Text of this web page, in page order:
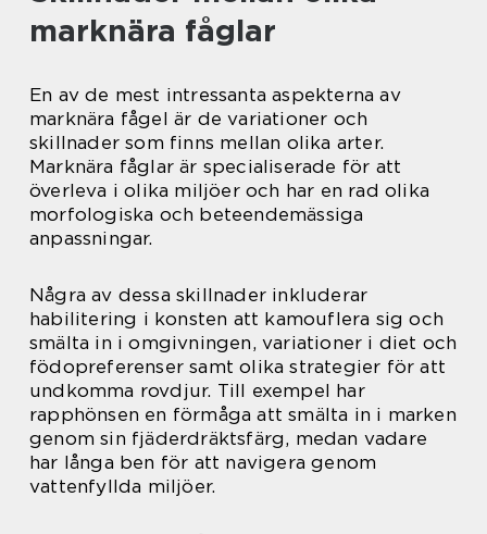
marknära fåglar
En av de mest intressanta aspekterna av
marknära fågel är de variationer och
skillnader som finns mellan olika arter.
Marknära fåglar är specialiserade för att
överleva i olika miljöer och har en rad olika
morfologiska och beteendemässiga
anpassningar.
Några av dessa skillnader inkluderar
habilitering i konsten att kamouflera sig och
smälta in i omgivningen, variationer i diet och
födopreferenser samt olika strategier för att
undkomma rovdjur. Till exempel har
rapphönsen en förmåga att smälta in i marken
genom sin fjäderdräktsfärg, medan vadare
har långa ben för att navigera genom
vattenfyllda miljöer.